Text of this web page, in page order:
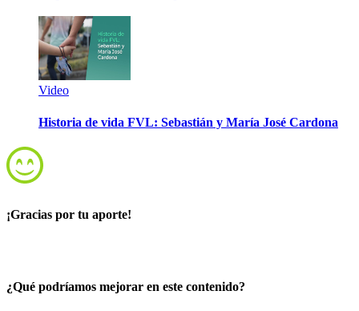
Video
Historia de vida FVL: Sebastián y María José Cardona
¡Gracias por tu aporte!
¿Qué podríamos mejorar en este contenido?